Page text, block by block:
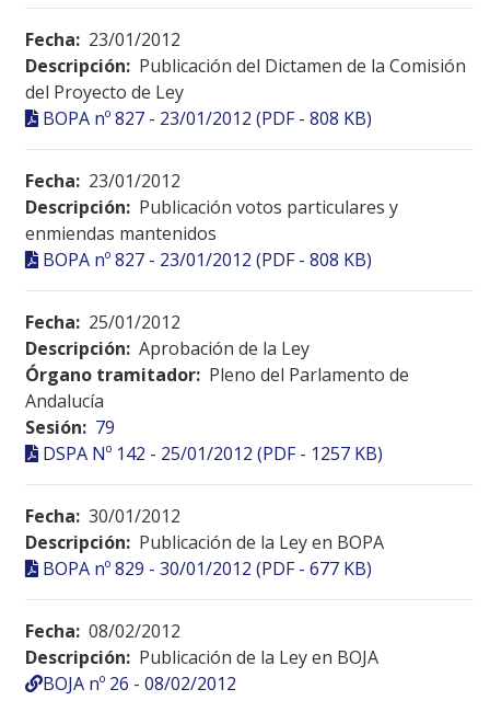
Fecha: 23/01/2012
Descripción: Publicación del Dictamen de la Comisión
del Proyecto de Ley
BOPA nº 827 - 23/01/2012 (PDF - 808 KB)
Fecha: 23/01/2012
Descripción: Publicación votos particulares y
enmiendas mantenidos
BOPA nº 827 - 23/01/2012 (PDF - 808 KB)
Fecha: 25/01/2012
Descripción: Aprobación de la Ley
Órgano tramitador: Pleno del Parlamento de
Andalucía
Sesión: 79
DSPA Nº 142 - 25/01/2012 (PDF - 1257 KB)
Fecha: 30/01/2012
Descripción: Publicación de la Ley en BOPA
BOPA nº 829 - 30/01/2012 (PDF - 677 KB)
Fecha: 08/02/2012
Descripción: Publicación de la Ley en BOJA
BOJA nº 26 - 08/02/2012